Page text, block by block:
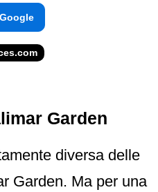
Garden
diversa delle
Garden. Ma per una